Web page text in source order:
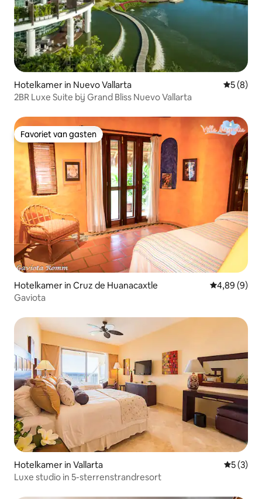
Hotelkamer in Nuevo Vallarta
5 (8)
2BR Luxe Suite bij Grand Bliss Nuevo Vallarta
Favoriet van gasten
Favoriet van gasten
Hotelkamer in Cruz de Huanacaxtle Gemiddelde
4,89 (9)
Gaviota
Hotelkamer in Vallarta
5 (3)
Luxe studio in 5-sterrenstrandresort